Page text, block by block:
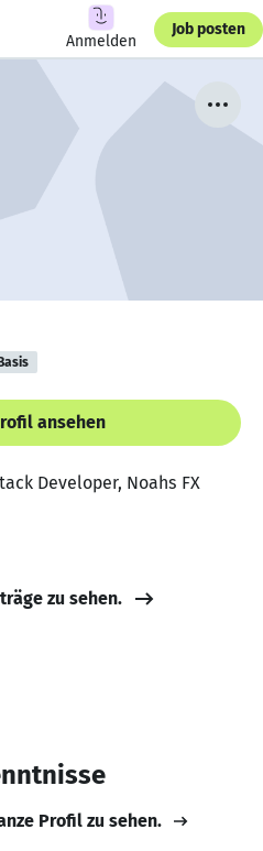
Anmelden
Job posten
ansehen
Developer, Noahs FX
zu sehen.
Profil zu sehen.